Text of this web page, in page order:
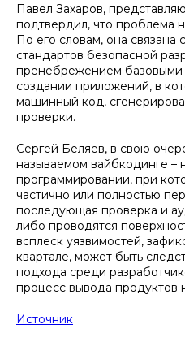
Павел Захаров,
подтвердил, что проблема
По его словам, она
стандартов безопасной
пренебрежением
создании приложений, в
машинный код,
проверки.
Сергей Беляев, в свою
называемом вайбкодинге –
программировании, при
частично или полностью
последующая проверка и
либо проводятся
всплеск уязвимостей,
квартале, может быть
подхода среди
процесс вывода продуктов
Источник